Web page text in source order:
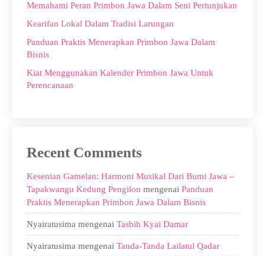
Memahami Peran Primbon Jawa Dalam Seni Pertunjukan
Kearifan Lokal Dalam Tradisi Larungan
Panduan Praktis Menerapkan Primbon Jawa Dalam
Bisnis
Kiat Menggunakan Kalender Primbon Jawa Untuk
Perencanaan
Recent Comments
Kesenian Gamelan: Harmoni Musikal Dari Bumi Jawa –
Tapakwangu Kedung Pengilon mengenai Panduan
Praktis Menerapkan Primbon Jawa Dalam Bisnis
Nyairatusima mengenai Tasbih Kyai Damar
Nyairatusima mengenai Tanda-Tanda Lailatul Qadar